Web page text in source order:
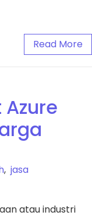
Read More
, jasa
atau industri